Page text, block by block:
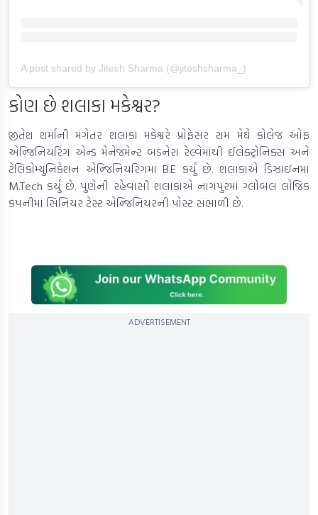
A post shared by Jitesh Sharma (@jiteshsharma_)
કોણ છે શલાકા મકેશ્વર?
જીતેશ શર્માની મંગેતર શલાકા મકેશ્વરે પ્રોફેસર રામ મેઘે કોલેજ ઓફ
એન્જિનિયરિંગ એન્ડ મેનેજમેન્ટ બડનેરા રેલ્વેમાંથી ઈલેક્ટ્રોનિક્સ અને
ટેલિકોમ્યુનિકેશન એન્જિનિયરિંગમાં B.E કર્યું છે. શલાકાએ ડિઝાઇનમાં
M.Tech કર્યું છે. પુણેની રહેવાસી શલાકાએ નાગપુરમાં ગ્લોબલ લોજિક
કંપનીમાં સિનિયર ટેસ્ટ એન્જિનિયરની પોસ્ટ સંભાળી છે.
ADVERTISEMENT